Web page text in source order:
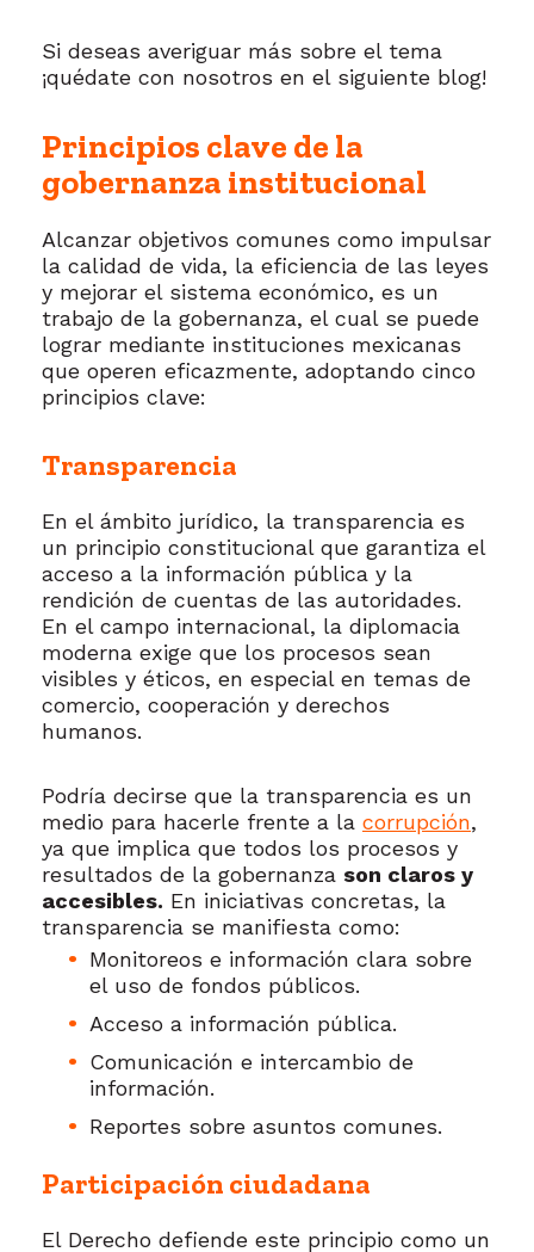
Si deseas averiguar más sobre el tema
¡quédate con nosotros en el siguiente blog!
Principios clave de la
gobernanza institucional
Alcanzar objetivos comunes como impulsar
la calidad de vida, la eficiencia de las leyes
y mejorar el sistema económico, es un
trabajo de la gobernanza, el cual se puede
lograr mediante instituciones mexicanas
que operen eficazmente, adoptando cinco
principios clave:
Transparencia
En el ámbito jurídico, la transparencia es
un principio constitucional que garantiza el
acceso a la información pública y la
rendición de cuentas de las autoridades.
En el campo internacional, la diplomacia
moderna exige que los procesos sean
visibles y éticos, en especial en temas de
comercio, cooperación y derechos
humanos.
Podría decirse que la transparencia es un
medio para hacerle frente a la corrupción,
ya que implica que todos los procesos y
resultados de la gobernanza son claros y
accesibles. En iniciativas concretas, la
transparencia se manifiesta como:
Monitoreos e información clara sobre
el uso de fondos públicos.
Acceso a información pública.
Comunicación e intercambio de
información.
Reportes sobre asuntos comunes.
Participación ciudadana
El Derecho defiende este principio como un